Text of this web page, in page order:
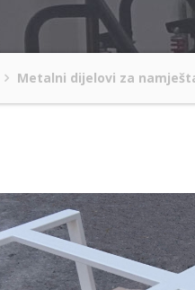
Metalni dijelovi za